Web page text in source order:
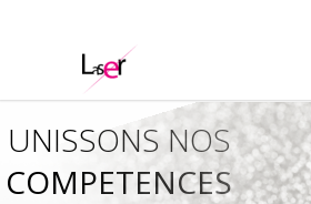
COMPETENCES
UNISSONS NOS